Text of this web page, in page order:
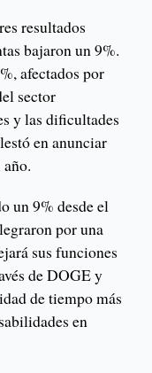
resultados
bajaron un 9%.
afectados por
sector
y las dificultades
en anunciar
un 9% desde el
por una
sus funciones
de DOGE y
de tiempo más
en